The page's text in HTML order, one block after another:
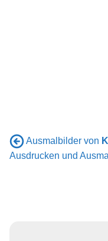
Ausmalbilder von
Ausdrucken und